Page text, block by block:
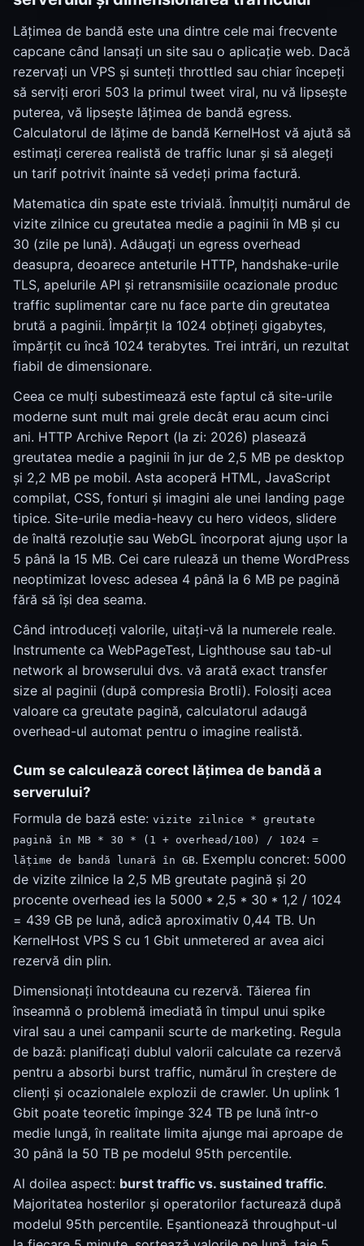
Lățimea de bandă este una dintre cele mai frecvente
capcane când lansați un site sau o aplicație web. Dacă
rezervați un VPS și sunteți throttled sau chiar începeți
să serviți erori 503 la primul tweet viral, nu vă lipsește
puterea, vă lipsește lățimea de bandă egress.
Calculatorul de lățime de bandă KernelHost vă ajută să
estimați cererea realistă de traffic lunar și să alegeți
un tarif potrivit înainte să vedeți prima factură.
Matematica din spate este trivială. Înmulțiți numărul de
vizite zilnice cu greutatea medie a paginii în MB și cu
30 (zile pe lună). Adăugați un egress overhead
deasupra, deoarece anteturile HTTP, handshake-urile
TLS, apelurile API și retransmisiile ocazionale produc
traffic suplimentar care nu face parte din greutatea
brută a paginii. Împărțit la 1024 obțineți gigabytes,
împărțit cu încă 1024 terabytes. Trei intrări, un rezultat
fiabil de dimensionare.
Ceea ce mulți subestimează este faptul că site-urile
moderne sunt mult mai grele decât erau acum cinci
ani. HTTP Archive Report (la zi: 2026) plasează
greutatea medie a paginii în jur de 2,5 MB pe desktop
și 2,2 MB pe mobil. Asta acoperă HTML, JavaScript
compilat, CSS, fonturi și imagini ale unei landing page
tipice. Site-urile media-heavy cu hero videos, slidere
de înaltă rezoluție sau WebGL încorporat ajung ușor la
5 până la 15 MB. Cei care rulează un theme WordPress
neoptimizat lovesc adesea 4 până la 6 MB pe pagină
fără să își dea seama.
Când introduceți valorile, uitați-vă la numerele reale.
Instrumente ca WebPageTest, Lighthouse sau tab-ul
network al browserului dvs. vă arată exact transfer
size al paginii (după compresia Brotli). Folosiți acea
valoare ca greutate pagină, calculatorul adaugă
overhead-ul automat pentru o imagine realistă.
Cum se calculează corect lățimea de bandă a
serverului?
Formula de bază este: vizite zilnice * greutate
pagină în MB * 30 * (1 + overhead/100) / 1024 =
lățime de bandă lunară în GB. Exemplu concret: 5000
de vizite zilnice la 2,5 MB greutate pagină și 20
procente overhead ies la 5000 * 2,5 * 30 * 1,2 / 1024
= 439 GB pe lună, adică aproximativ 0,44 TB. Un
KernelHost VPS S cu 1 Gbit unmetered ar avea aici
rezervă din plin.
Dimensionați întotdeauna cu rezervă. Tăierea fin
înseamnă o problemă imediată în timpul unui spike
viral sau a unei campanii scurte de marketing. Regula
de bază: planificați dublul valorii calculate ca rezervă
pentru a absorbi burst traffic, numărul în creștere de
clienți și ocazionalele explozii de crawler. Un uplink 1
Gbit poate teoretic împinge 324 TB pe lună într-o
medie lungă, în realitate limita ajunge mai aproape de
30 până la 50 TB pe modelul 95th percentile.
Al doilea aspect: burst traffic vs. sustained traffic.
Majoritatea hosterilor și operatorilor facturează după
modelul 95th percentile. Eșantionează throughput-ul